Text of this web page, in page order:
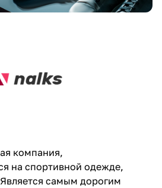
компания,
на спортивной одежде,
самым дорогим